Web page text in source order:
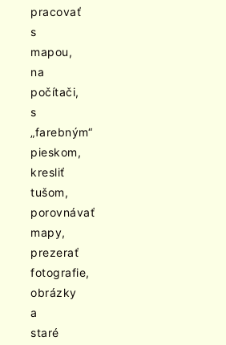
pracovať
s
mapou,
na
počítači,
s
„farebným“
pieskom,
kresliť
tušom,
porovnávať
mapy,
prezerať
fotografie,
obrázky
a
staré